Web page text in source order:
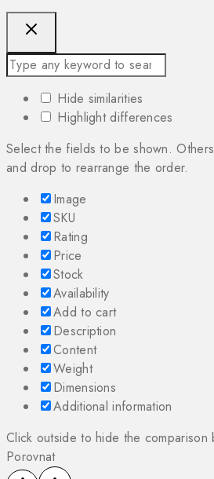
Hide similarities
Highlight differences
Select the fields to be shown.
and drop to rearrange the order.
Image
SKU
Rating
Price
Stock
Availability
Add to cart
Description
Content
Weight
Dimensions
Additional information
Click outside to hide the comparison
Porovnat